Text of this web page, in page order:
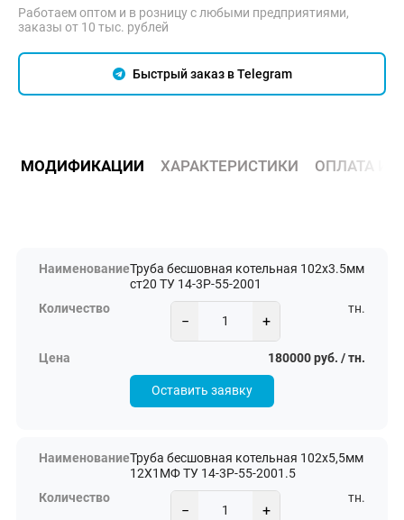
Работаем оптом и в розницу с любыми предприятиями,
заказы от 10 тыс. рублей
Быстрый заказ в Telegram
МОДИФИКАЦИИ ХАРАКТЕРИСТИКИ ОПЛАТА И
Труба бесшовная котельная 102х3.5мм
ст20 ТУ 14-3Р-55-2001
− +
тн.
180000 руб. / тн.
Оставить заявку
Труба бесшовная котельная 102х5,5мм
12Х1МФ ТУ 14-3Р-55-2001.5
− +
тн.